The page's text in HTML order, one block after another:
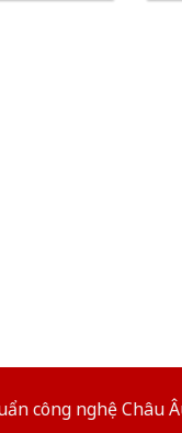
công nghệ Châu